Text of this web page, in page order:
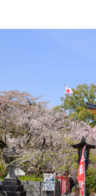
と子宝と安産に恵まれ